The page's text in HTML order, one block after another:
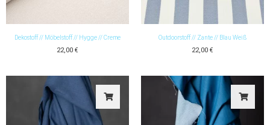
Dekostoff // Möbelstoff // Hygge // Creme
22,00 €
Outdoorstoff // Zante // Blau Weiß
22,00 €